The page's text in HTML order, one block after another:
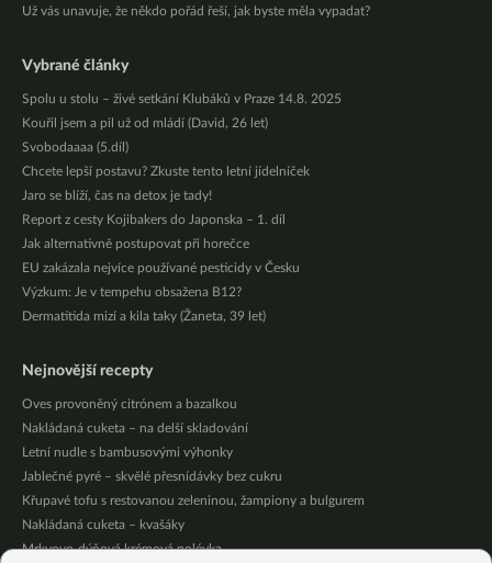
Už vás unavuje, že někdo pořád řeší, jak byste měla vypadat?
Vybrané články
Spolu u stolu – živé setkání Klubáků v Praze 14.8. 2025
Kouřil jsem a pil už od mládí (David, 26 let)
Svobodaaaa (5.díl)
Chcete lepší postavu? Zkuste tento letní jídelníček
Jaro se blíží, čas na detox je tady!
Report z cesty Kojibakers do Japonska – 1. díl
Jak alternativně postupovat při horečce
EU zakázala nejvíce používané pesticidy v Česku
Výzkum: Je v tempehu obsažena B12?
Dermatitida mizí a kila taky (Žaneta, 39 let)
Nejnovější recepty
Oves provoněný citrónem a bazalkou
Nakládaná cuketa – na delší skladování
Letní nudle s bambusovými výhonky
Jablečné pyré – skvělé přesnídávky bez cukru
Křupavé tofu s restovanou zeleninou, žampiony a bulgurem
Nakládaná cuketa – kvašáky
Mrkvovo-dýňová krémová polévka